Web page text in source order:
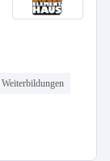
Weiterbildungen